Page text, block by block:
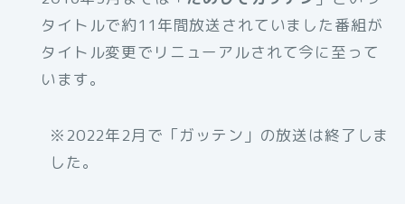
タイトルで約11年間放送されていました番組が
タイトル変更でリニューアルされて今に至って
います。
※2022年2月で「ガッテン」の放送は終了しま
した。